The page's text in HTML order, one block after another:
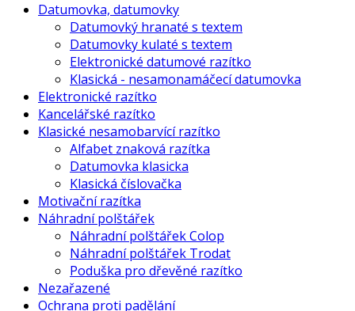
Datumovka, datumovky
Datumovký hranaté s textem
Datumovky kulaté s textem
Elektronické datumové razítko
Klasická - nesamonamáčecí datumovka
Elektronické razítko
Kancelářské razítko
Klasické nesamobarvící razítko
Alfabet znaková razítka
Datumovka klasicka
Klasická číslovačka
Motivační razítka
Náhradní polštářek
Náhradní polštářek Colop
Náhradní polštářek Trodat
Poduška pro dřevěné razítko
Nezařazené
Ochrana proti padělání